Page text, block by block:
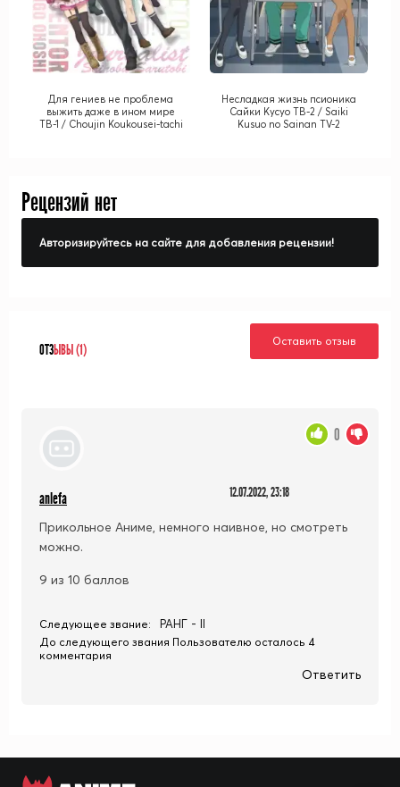
Для гениев не проблема
выжить даже в ином мире
ТВ-1 / Choujin Koukousei-tachi
Несладкая жизнь псионика
Сайки Кусуо ТВ-2 / Saiki
Kusuo no Sainan TV-2
Рецензий нет
Авторизируйтесь на сайте для добавления рецензии!
ОТЗЫВЫ (1)
Оставить отзыв
anlefa 12.07.2022, 23:18
Прикольное Аниме, немного наивное, но смотреть
можно.
9 из 10 баллов
0
Следующее звание: РАНГ - II
До следующего звания Пользователю осталось 4
комментария
Ответить